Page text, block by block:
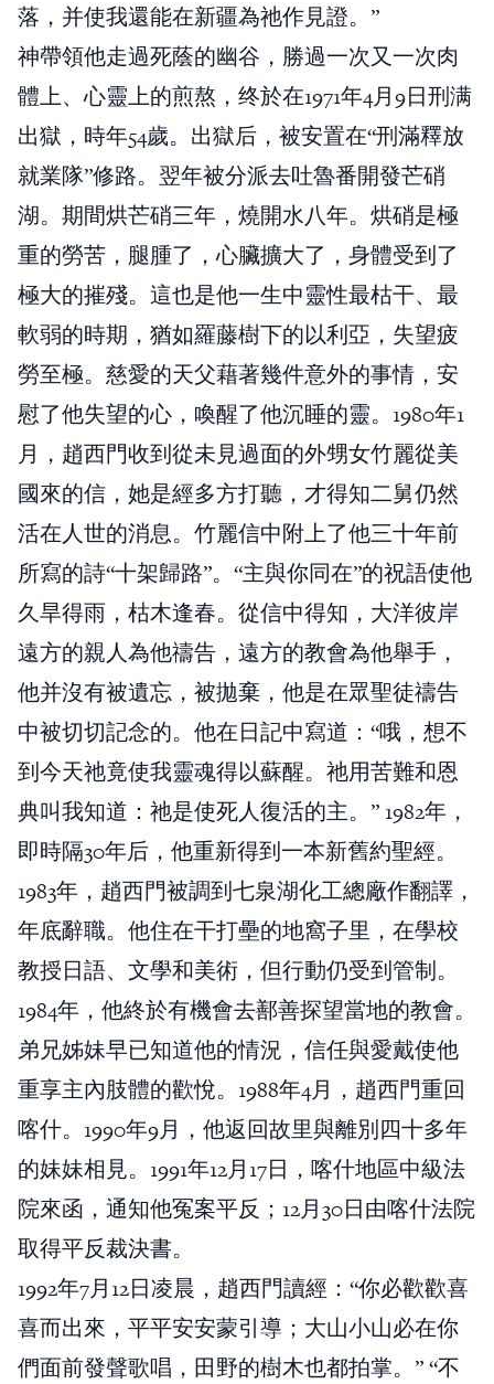
落，并使我還能在新疆為祂作見證。”
神帶領他走過死蔭的幽谷，勝過一次又一次肉
體上、心靈上的煎熬，终於在1971年4月9日刑满
出獄，時年54歲。出獄后，被安置在“刑滿釋放
就業隊”修路。翌年被分派去吐魯番開發芒硝
湖。期間烘芒硝三年，燒開水八年。烘硝是極
重的勞苦，腿腫了，心臟擴大了，身體受到了
極大的摧殘。這也是他一生中靈性最枯干、最
軟弱的時期，猶如羅藤樹下的以利亞，失望疲
勞至極。慈愛的天父藉著幾件意外的事情，安
慰了他失望的心，喚醒了他沉睡的靈。1980年1
月，趙西門收到從未見過面的外甥女竹麗從美
國來的信，她是經多方打聽，才得知二舅仍然
活在人世的消息。竹麗信中附上了他三十年前
所寫的詩“十架歸路”。“主與你同在”的祝語使他
久旱得雨，枯木逢春。從信中得知，大洋彼岸
遠方的親人為他禱告，遠方的教會為他舉手，
他并沒有被遺忘，被拋棄，他是在眾聖徒禱告
中被切切記念的。他在日記中寫道：“哦，想不
到今天祂竟使我靈魂得以蘇醒。祂用苦難和恩
典叫我知道：祂是使死人復活的主。” 1982年，
即時隔30年后，他重新得到一本新舊約聖經。
1983年，趙西門被調到七泉湖化工總廠作翻譯，
年底辭職。他住在干打壘的地窩子里，在學校
教授日語、文學和美術，但行動仍受到管制。
1984年，他終於有機會去鄯善探望當地的教會。
弟兄姊妹早已知道他的情況，信任與愛戴使他
重享主內肢體的歡悅。1988年4月，趙西門重回
喀什。1990年9月，他返回故里與離別四十多年
的妹妹相見。1991年12月17日，喀什地區中級法
院來函，通知他冤案平反；12月30日由喀什法院
取得平反裁決書。
1992年7月12日凌晨，趙西門讀經：“你必歡歡喜
喜而出來，平平安安蒙引導；大山小山必在你
們面前發聲歌唱，田野的樹木也都拍掌。” “不